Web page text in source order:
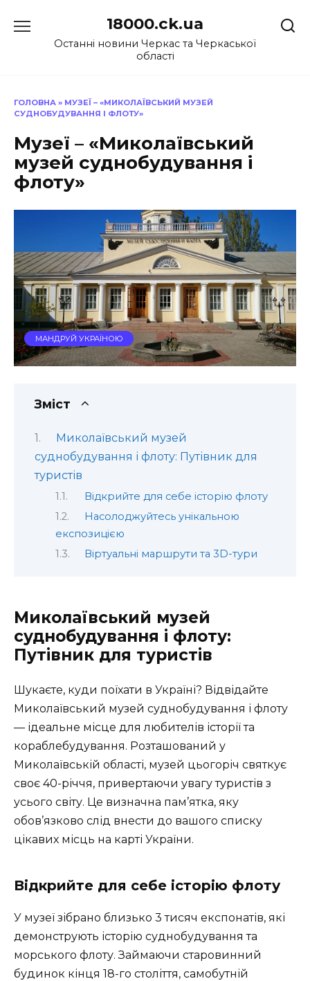
до
18000.ck.ua
Останні новини Черкас та Черкаської
області
ГОЛОВНА » МУЗЕЇ – «МИКОЛАЇВСЬКИЙ МУЗЕЙ
СУДНОБУДУВАННЯ І ФЛОТУ»
Музеї – «Миколаївський
музей суднобудування і
флоту»
МАНДРУЙ УКРАЇНОЮ
Зміст
Миколаївський музей
суднобудування і флоту: Путівник для
туристів
Відкрийте для себе історію флоту
Насолоджуйтесь унікальною
експозицією
Віртуальні маршрути та 3D-тури
Миколаївський музей
суднобудування і флоту:
Путівник для туристів
Шукаєте, куди поїхати в Україні? Відвідайте
Миколаївський музей суднобудування і флоту
— ідеальне місце для любителів історії та
кораблебудування. Розташований у
Миколаївській області, музей цьогоріч святкує
своє 40-річчя, привертаючи увагу туристів з
усього світу. Це визначна пам’ятка, яку
обов’язково слід внести до вашого списку
цікавих місць на карті України.
Відкрийте для себе історію флоту
У музеї зібрано близько 3 тисяч експонатів, які
демонструють історію суднобудування та
морського флоту. Займаючи старовинний
будинок кінця 18-го століття, самобутній